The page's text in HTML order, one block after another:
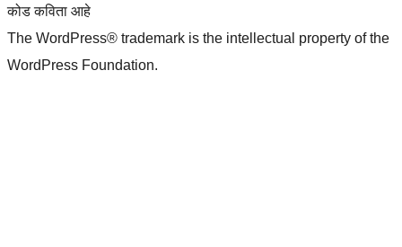
कोड कविता आहे
The WordPress® trademark is the intellectual property of the
WordPress Foundation.